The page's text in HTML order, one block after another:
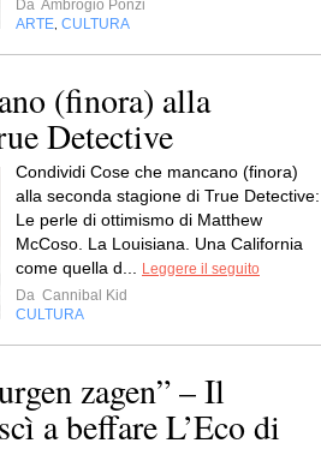
Da Ambrogio Ponzi
ARTE CULTURA
(finora) alla
Detective
Condividi Cose che mancano (finora)
alla seconda stagione di True Detective:
Le perle di ottimismo di Matthew
McCoso. La Louisiana. Una California
come quella d...
Leggere il seguito
Da Cannibal Kid
CULTURA
zagen” – Il
a beffare L’Eco di